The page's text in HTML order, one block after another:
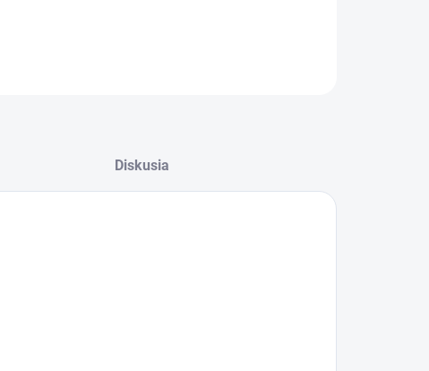
Diskusia